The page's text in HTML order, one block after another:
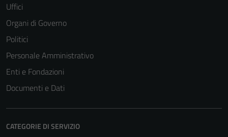
Uffici
Organi di Governo
Politici
Personale Amministrativo
Enti e Fondazioni
Documenti e Dati
CATEGORIE DI SERVIZIO